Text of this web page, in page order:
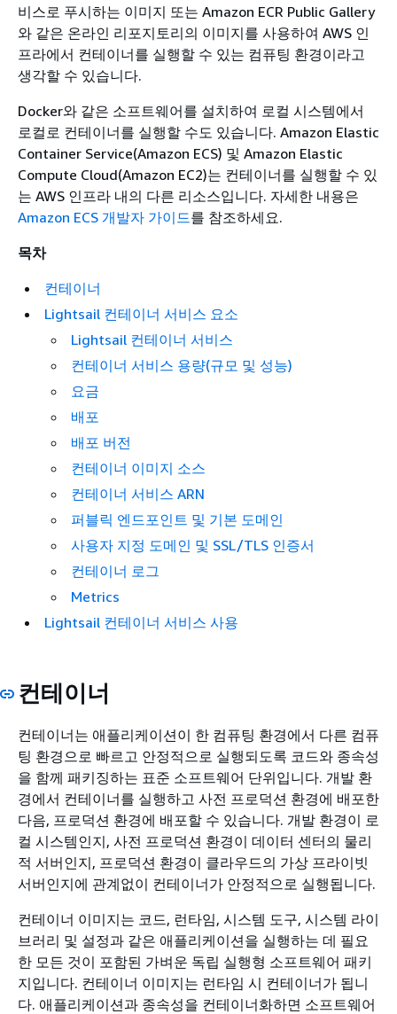
비스로 푸시하는 이미지 또는 Amazon ECR Public Gallery
와 같은 온라인 리포지토리의 이미지를 사용하여 AWS 인
프라에서 컨테이너를 실행할 수 있는 컴퓨팅 환경이라고
생각할 수 있습니다.
Docker와 같은 소프트웨어를 설치하여 로컬 시스템에서
로컬로 컨테이너를 실행할 수도 있습니다. Amazon Elastic
Container Service(Amazon ECS) 및 Amazon Elastic
Compute Cloud(Amazon EC2)는 컨테이너를 실행할 수 있
는 AWS 인프라 내의 다른 리소스입니다. 자세한 내용은
Amazon ECS 개발자 가이드를 참조하세요.
목차
컨테이너
Lightsail 컨테이너 서비스 요소
Lightsail 컨테이너 서비스
컨테이너 서비스 용량(규모 및 성능)
요금
배포
배포 버전
컨테이너 이미지 소스
컨테이너 서비스 ARN
퍼블릭 엔드포인트 및 기본 도메인
사용자 지정 도메인 및 SSL/TLS 인증서
컨테이너 로그
Metrics
Lightsail 컨테이너 서비스 사용
컨테이너
컨테이너는 애플리케이션이 한 컴퓨팅 환경에서 다른 컴퓨
팅 환경으로 빠르고 안정적으로 실행되도록 코드와 종속성
을 함께 패키징하는 표준 소프트웨어 단위입니다. 개발 환
경에서 컨테이너를 실행하고 사전 프로덕션 환경에 배포한
다음, 프로덕션 환경에 배포할 수 있습니다. 개발 환경이 로
컬 시스템인지, 사전 프로덕션 환경이 데이터 센터의 물리
적 서버인지, 프로덕션 환경이 클라우드의 가상 프라이빗
서버인지에 관계없이 컨테이너가 안정적으로 실행됩니다.
컨테이너 이미지는 코드, 런타임, 시스템 도구, 시스템 라이
브러리 및 설정과 같은 애플리케이션을 실행하는 데 필요
한 모든 것이 포함된 가벼운 독립 실행형 소프트웨어 패키
지입니다. 컨테이너 이미지는 런타임 시 컨테이너가 됩니
다. 애플리케이션과 종속성을 컨테이너화하면 소프트웨어